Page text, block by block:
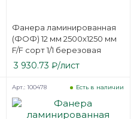
Фанера ламинированная
(ФОФ) 12 мм 2500х1250 мм
F/F сорт 1/1 березовая
3 930.73 ₽/лист
Есть в наличии
Арт.: 100478